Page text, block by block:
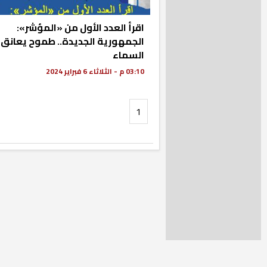
اقرأ العدد الأول من «المؤشر»:
الجمهورية الجديدة.. طموح يعانق
السماء
03:10 م - الثلاثاء 6 فبراير 2024
1